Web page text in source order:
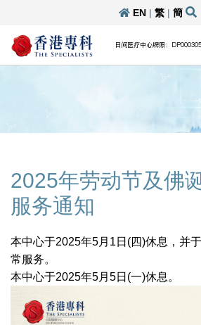
EN| 繁| 簡
日间医疗中心牌照：DP000305
2025年劳动节及佛
服务通知
本中心于2025年5月1日(四)休息，并
常服务。
本中心于2025年5月5日(一)休息。